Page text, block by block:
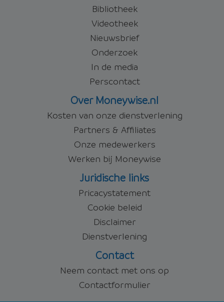
Bibliotheek
Videotheek
Nieuwsbrief
Onderzoek
In de media
Perscontact
Over Moneywise.nl
Kosten van onze dienstverlening
Partners & Affiliates
Onze medewerkers
Werken bij Moneywise
Juridische links
Pricacystatement
Cookie beleid
Disclaimer
Dienstverlening
Contact
Neem contact met ons op
Contactformulier